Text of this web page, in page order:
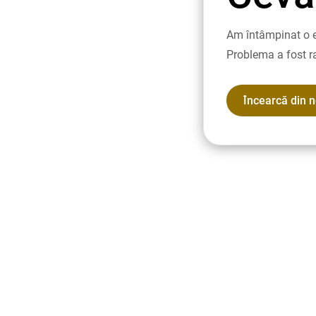
Am întâmpinat o
Problema a fost
Încearcă din